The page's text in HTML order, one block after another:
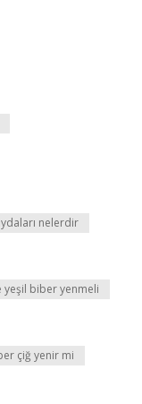
nelerdir
yeşil biber yenmeli
çiğ yenir mi